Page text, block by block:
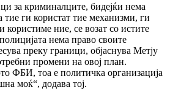
за криминалците, бидејќи нема
тие ги користат тие механизми, ги
користиме ние, се возат со истите
нема право своите
преку граници, објаснува Метју
промени на овој план.
ФБИ, тоа е политичка организација
моќ“, додава тој.